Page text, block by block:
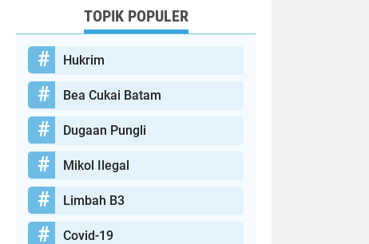
TOPIK POPULER
Hukrim
Bea Cukai Batam
Dugaan Pungli
Mikol Ilegal
Limbah B3
Covid-19